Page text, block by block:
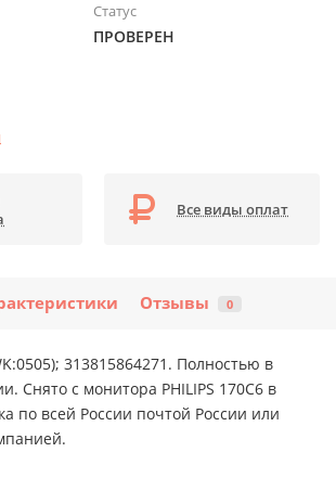
Статус
ПРОВЕРЕН
Все виды оплат
Отзывы 0
313815864271. Полностью в
Снято с монитора PHILIPS 170C6 в
по всей России почтой России или